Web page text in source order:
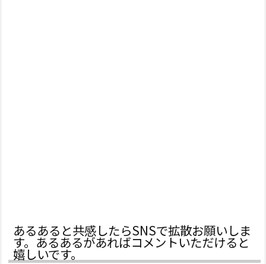
あるあると共感したらSNSで拡散お願いしま
す。あるあるがあればコメントいただけると
嬉しいです。